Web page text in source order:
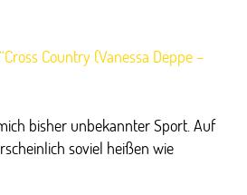
Country (Vanessa Deppe –
bisher unbekannter Sport. Auf
soviel heißen wie